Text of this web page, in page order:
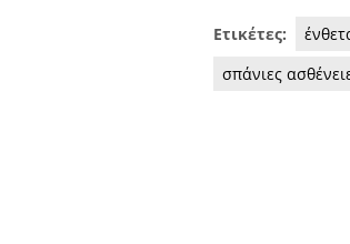
Ετικέτες:
σπάνιες